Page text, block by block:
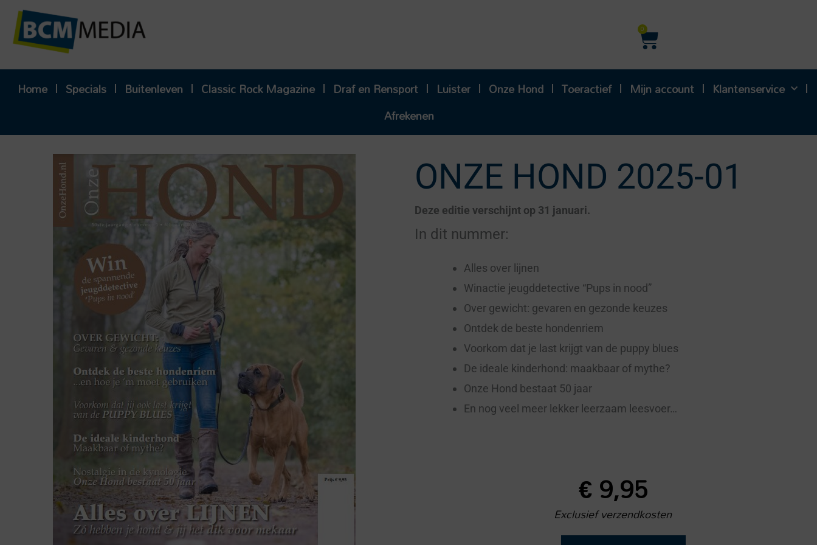
naar
0
Winkelwagen
Home Specials Buitenleven Classic Rock Magazine Draf en Rensport Luister Onze Hond Toeractief Mijn account
Klantenservice
Afrekenen
ONZE HOND 2025-01
Deze editie verschijnt op 31 januari.
In dit nummer:
Alles over lijnen
Winactie jeugddetective “Pups in nood”
Over gewicht: gevaren en gezonde keuzes
Ontdek de beste hondenriem
Voorkom dat je last krijgt van de puppy blues
De ideale kinderhond: maakbaar of mythe?
Onze Hond bestaat 50 jaar
En nog veel meer lekker leerzaam leesvoer…
€9,95
Exclusief verzendkosten